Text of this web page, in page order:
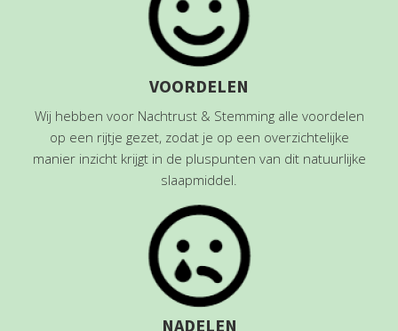
VOORDELEN
Wij hebben voor Nachtrust & Stemming alle voordelen
op een rijtje gezet, zodat je op een overzichtelijke
manier inzicht krijgt in de pluspunten van dit natuurlijke
slaapmiddel.
NADELEN